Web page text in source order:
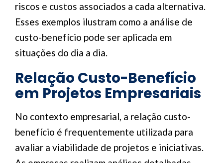
riscos e custos associados a cada alternativa.
Esses exemplos ilustram como a análise de
custo-benefício pode ser aplicada em
situações do dia a dia.
Relação Custo-Benefício
em Projetos Empresariais
No contexto empresarial, a relação custo-
benefício é frequentemente utilizada para
avaliar a viabilidade de projetos e iniciativas.